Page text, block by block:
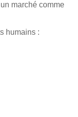
marché comme
humains :